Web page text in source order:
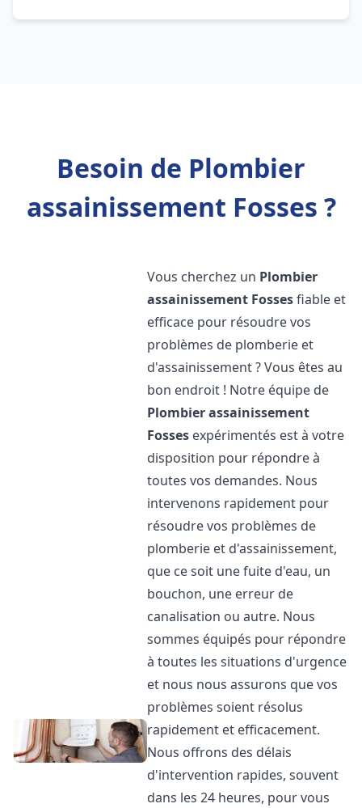
Besoin de Plombier
assainissement Fosses ?
Vous cherchez un Plombier
assainissement Fossesfiable et
efficace pour résoudre vos
problèmes de plomberie et
d'assainissement ? Vous êtes au
bon endroit ! Notre équipe de
Plombier assainissement
Fosses expérimentés est à votre
disposition pour répondre à
toutes vos demandes. Nous
intervenons rapidement pour
résoudre vos problèmes de
plomberie et d'assainissement,
que ce soit une fuite d'eau, un
bouchon, une erreur de
canalisation ou autre. Nous
sommes équipés pour répondre
à toutes les situations d'urgence
et nous nous assurons que vos
problèmes soient résolus
rapidement et efficacement.
Nous offrons des délais
d'intervention rapides, souvent
dans les 24 heures, pour vous